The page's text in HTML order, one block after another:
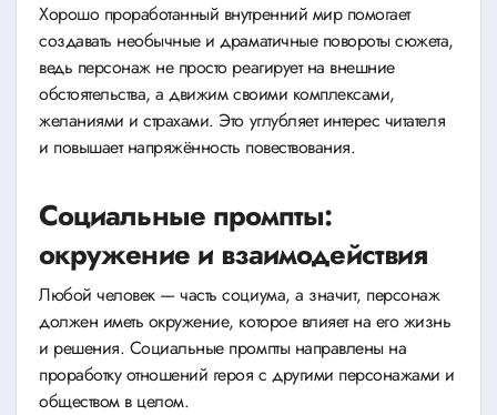
Хорошо проработанный внутренний мир помогает
создавать необычные и драматичные повороты сюжета,
ведь персонаж не просто реагирует на внешние
обстоятельства, а движим своими комплексами,
желаниями и страхами. Это углубляет интерес читателя
и повышает напряжённость повествования.
Социальные промпты:
окружение и взаимодействия
Любой человек — часть социума, а значит, персонаж
должен иметь окружение, которое влияет на его жизнь
и решения. Социальные промпты направлены на
проработку отношений героя с другими персонажами и
обществом в целом.